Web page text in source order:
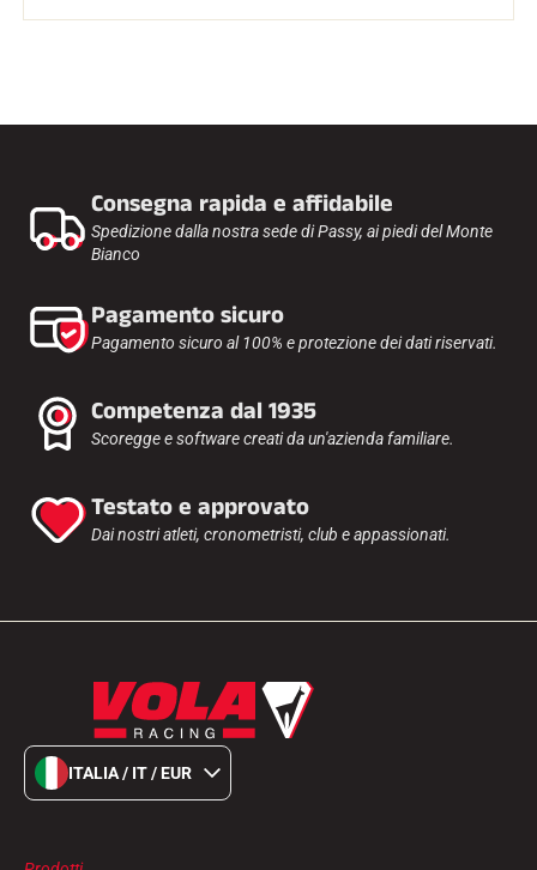
Consegna rapida e affidabile
Spedizione dalla nostra sede di Passy, ai piedi del Monte
Bianco
Pagamento sicuro
Pagamento sicuro al 100% e protezione dei dati riservati.
Competenza dal 1935
Scoregge e software creati da un'azienda familiare.
Testato e approvato
Dai nostri atleti, cronometristi, club e appassionati.
ITALIA / IT / EUR